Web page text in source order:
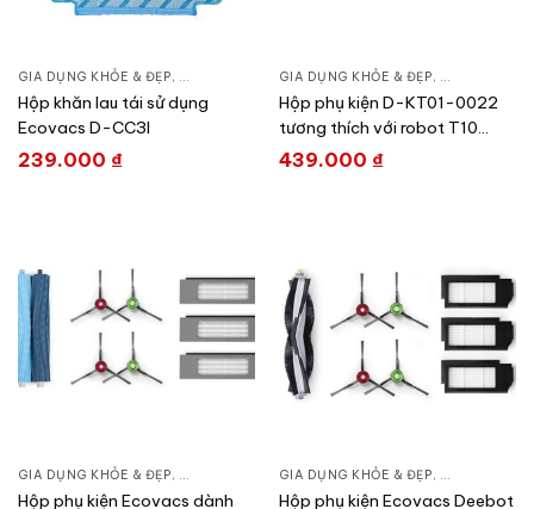
GIA DỤNG KHỎE & ĐẸP, CHĂM SÓC NHÀ CỬA, HÚT BỤI – ROBOT HÚT BỤI
Hộp khăn lau tái sử dụng
Ecovacs D-CC3I
239.000 ₫
GIA DỤNG KHỎE & ĐẸP, CHĂM SÓC
Hộp phụ kiện D-KT01-0022
tương thích với robot T10
Series và X1 Omni
439.000 ₫
GIA DỤNG KHỎE & ĐẸP, CHĂM SÓC NHÀ CỬA, HÚT BỤI – ROBOT HÚT BỤI
Hộp phụ kiện Ecovacs dành
GIA DỤNG KHỎE & ĐẸP,
Hộp phụ kiện Ecovacs Deebot